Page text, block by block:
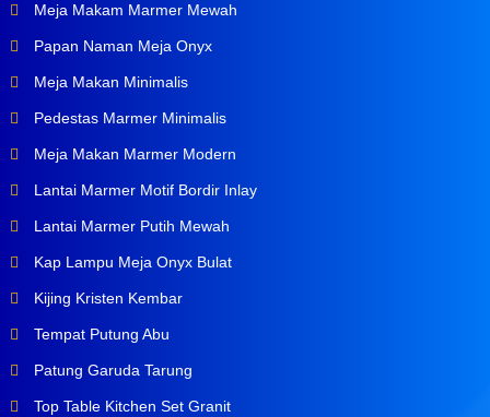
Meja Makam Marmer Mewah
Papan Naman Meja Onyx
Meja Makan Minimalis
Pedestas Marmer Minimalis
Meja Makan Marmer Modern
Lantai Marmer Motif Bordir Inlay
Lantai Marmer Putih Mewah
Kap Lampu Meja Onyx Bulat
Kijing Kristen Kembar
Tempat Putung Abu
Patung Garuda Tarung
Top Table Kitchen Set Granit